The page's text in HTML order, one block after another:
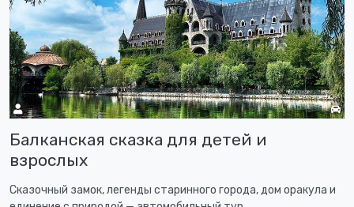
Балканская сказка для детей и
взрослых
Сказочный замок, легенды старинного города, дом оракула и